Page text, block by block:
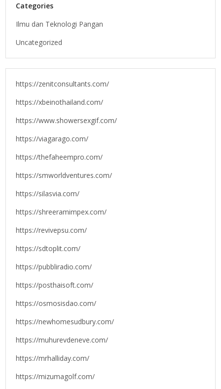
Categories
Ilmu dan Teknologi Pangan
Uncategorized
https://zenitconsultants.com/
https://xbeinothailand.com/
https://www.showersexgif.com/
https://viagarago.com/
https://thefaheempro.com/
https://smworldventures.com/
https://silasvia.com/
https://shreeramimpex.com/
https://revivepsu.com/
https://sdtoplit.com/
https://pubbliradio.com/
https://posthaisoft.com/
https://osmosisdao.com/
https://newhomesudbury.com/
https://muhurevdeneve.com/
https://mrhalliday.com/
https://mizumagolf.com/